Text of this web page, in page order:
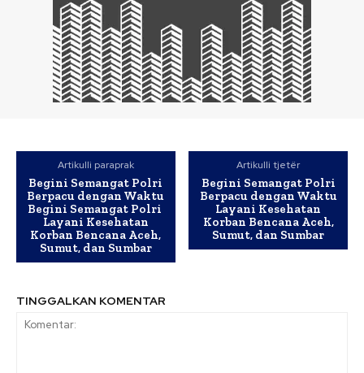
Artikulli paraprak
Begini Semangat Polri
Berpacu dengan Waktu
Begini Semangat Polri
Layani Kesehatan
Korban Bencana Aceh,
Sumut, dan Sumbar
Artikulli tjetër
Begini Semangat Polri
Berpacu dengan Waktu
Layani Kesehatan
Korban Bencana Aceh,
Sumut, dan Sumbar
TINGGALKAN KOMENTAR